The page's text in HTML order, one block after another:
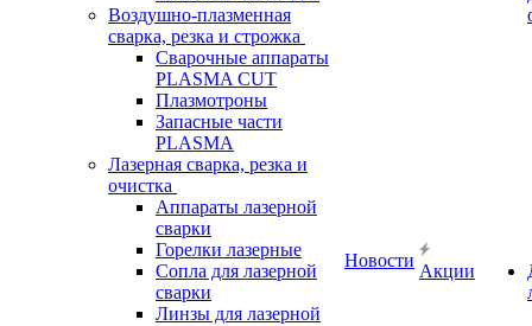
Воздушно-плазменная
сварка, резка и строжка
Сварочные аппараты
PLASMA CUT
Плазмотроны
Запасные части
PLASMA
Лазерная сварка, резка и
очистка
Аппараты лазерной
сварки
Горелки лазерные
Сопла для лазерной
сварки
Линзы для лазерной
Новости
Акции